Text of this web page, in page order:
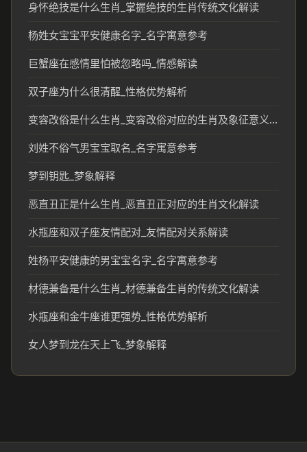
身怀绝技是什么生肖_掌握绝技的生肖传统文化解读
杨姓女宝宝平安健康名字_名字寓意参考
巨蟹座在感情里怕被忽略吗_情感解读
双子座为什么很清醒_性格优势解析
变容改俗是什么生肖_变容改俗对应的生肖及象征意义解析
刘姓不俗气男宝宝取名_名字寓意参考
梦到钥匙_梦象解释
恶直丑正是什么生肖_恶直丑正对应的生肖文化解读
水瓶座和双子座友情配对_友情配对关系解读
姓杨平安健康的男宝宝名字_名字寓意参考
材德兼备是什么生肖_材德兼备生肖的传统文化解读
水瓶座和金牛座谁更强势_性格优势解析
女人梦到龙在天上飞_梦象解释